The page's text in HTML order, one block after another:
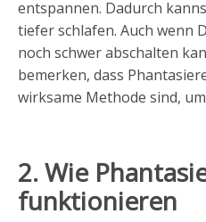
entspannen. Dadurch
tiefer schlafen. Auch wenn
noch schwer abschalten
bemerken, dass
wirksame Methode sind,
2. Wie
funktionieren